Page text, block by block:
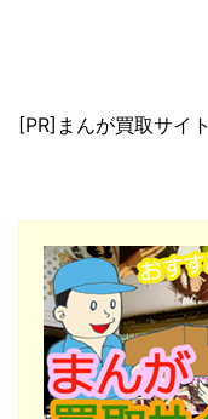
[PR]まんが買取サイト